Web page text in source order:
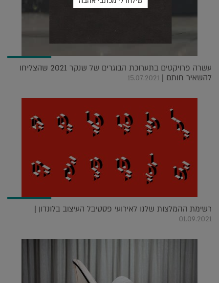
עשרה פרויקטים בתערוכת הבוגרים של שנקר 2021 שהצליחו
להשאיר חותם | 15.07.2021
רשימת ההמלצות שלנו לאירועי פסטיבל העיצוב בלונדון |
01.09.2021